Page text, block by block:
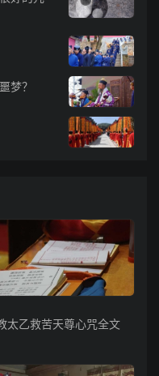
梦？
太乙救苦天尊心咒全文